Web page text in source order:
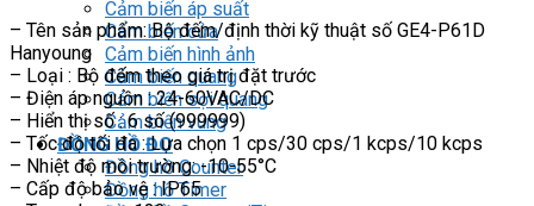
Cảm biến áp suất
Cảm biến cửa
Cảm biến hình ảnh
Cảm biến quang
Cảm biến sợi quang
Cảm biến vùng
ĐỒNG HỒ ĐO
Đồng hồ Counter
Đồng hồ Timer
– Tên sản phẩm: Bộ đếm/định thời kỹ thuật số GE4-P61D
Hanyoung
– Loại : Bộ đếm theo giá trị đặt trước
– Điện áp nguồn : 24-60VAC/DC
– Hiển thị số : 6 số (999999)
– Tốc độ tối đa : Lựa chọn 1 cps/30 cps/1 kcps/10 kcps
– Nhiệt độ môi trường: -10-55°C
– Cấp độ bảo vệ : IP65